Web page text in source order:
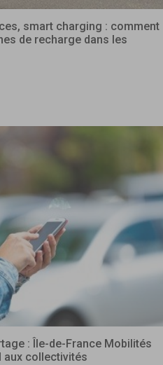
smart charging : comment
de recharge dans les
: Île-de-France Mobilités
aux collectivités